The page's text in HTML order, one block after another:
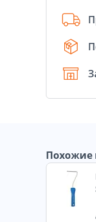
Похожие